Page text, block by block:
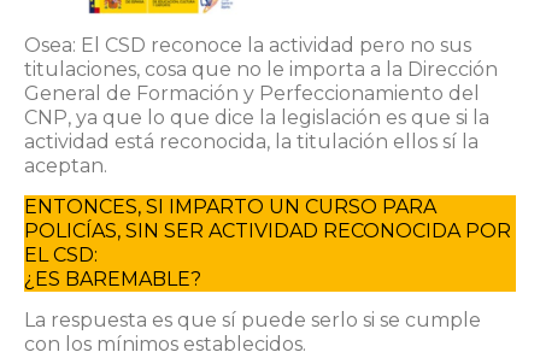
Osea: El CSD reconoce la actividad pero no sus
titulaciones, cosa que no le importa a la Dirección
General de Formación y Perfeccionamiento del
CNP, ya que lo que dice la legislación es que si la
actividad está reconocida, la titulación ellos sí la
aceptan.
ENTONCES, SI IMPARTO UN CURSO PARA
POLICÍAS, SIN SER ACTIVIDAD RECONOCIDA POR
EL CSD:
¿ES BAREMABLE?
La respuesta es que sí puede serlo si se cumple
con los mínimos establecidos.